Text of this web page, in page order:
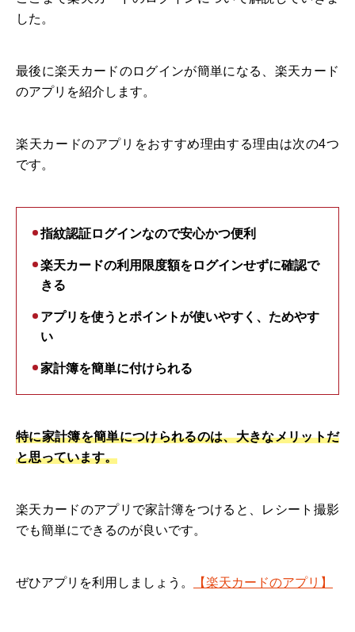
した。
最後に楽天カードのログインが簡単になる、楽天カード
のアプリを紹介します。
楽天カードのアプリをおすすめ理由する理由は次の4つ
です。
指紋認証ログインなので安心かつ便利
楽天カードの利用限度額をログインせずに確認で
きる
アプリを使うとポイントが使いやすく、ためやす
い
家計簿を簡単に付けられる
特に家計簿を簡単につけられるのは、大きなメリットだ
と思っています。
楽天カードのアプリで家計簿をつけると、レシート撮影
でも簡単にできるのが良いです。
ぜひアプリを利用しましょう。 【楽天カードのアプリ】